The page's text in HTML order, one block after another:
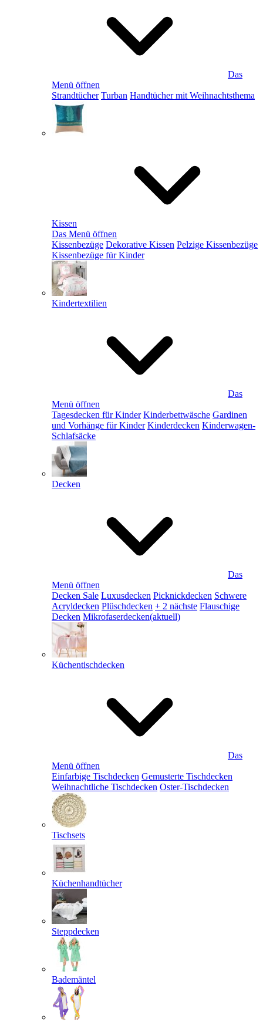
Das
Menü öffnen
Strandtücher Turban Handtücher mit Weihnachtsthema
Kissen
Das Menü öffnen
Kissenbezüge Dekorative Kissen Pelzige Kissenbezüge
Kissenbezüge für Kinder
Kindertextilien
Das
Menü öffnen
Tagesdecken für Kinder Kinderbettwäsche Gardinen
und Vorhänge für Kinder Kinderdecken Kinderwagen-
Schlafsäcke
Decken
Das
Menü öffnen
Decken Sale Luxusdecken Picknickdecken Schwere
Acryldecken Plüschdecken + 2 nächste Flauschige
Decken Mikrofaserdecken(aktuell)
Küchentischdecken
Das
Menü öffnen
Einfarbige Tischdecken Gemusterte Tischdecken
Weihnachtliche Tischdecken Oster-Tischdecken
Tischsets
Küchenhandtücher
Steppdecken
Bademäntel